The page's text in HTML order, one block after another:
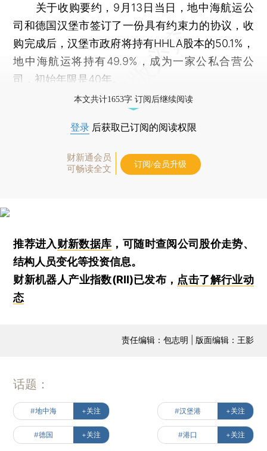
关于收购要约，9月13日当日，地中海航运公
司和德国汉堡市签订了一份具有约束力的协议，收
购完成后，汉堡市政府将持有HHLA股本的50.1%，
地中海航运将持有49.9%，成为一家公私合营公
司，初始年限是40年。
本文共计1653字 订阅后继续阅读
登录 后获取已订阅的阅读权限
财新通会员
可畅读全文
订阅/会员升级
推荐进入财新数据库 ，可随时查阅公司股价走势、
结构人员变化等投资信息。
财新机器人产业指数(RII)已发布， 点击了解行业动
态
责任编辑：包志明 | 版面编辑：王影
话题：
#地中海 +关注 #汉堡港 +关注
#德国 +关注 #港口 +关注